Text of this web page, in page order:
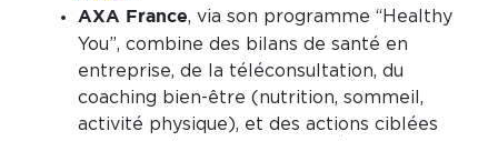
AXA France, via son programme “Healthy
You”, combine des bilans de santé en
entreprise, de la téléconsultation, du
coaching bien-être (nutrition, sommeil,
activité physique), et des actions ciblées